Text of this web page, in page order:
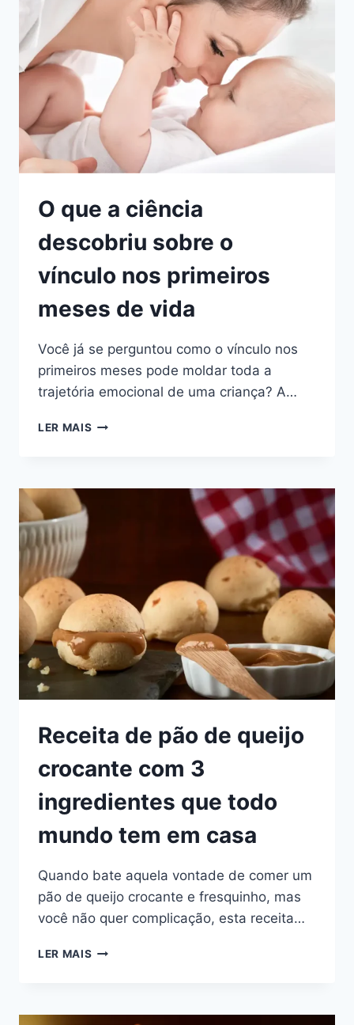
NINGUÉM
CONTOU
O que a ciência
descobriu sobre o
vínculo nos primeiros
meses de vida
Você já se perguntou como o vínculo nos
primeiros meses pode moldar toda a
trajetória emocional de uma criança? A…
LER MAIS O
DESCOBRIU
MESES
DE
VIDA
Receita de pão de queijo
crocante com 3
ingredientes que todo
mundo tem em casa
Quando bate aquela vontade de comer um
pão de queijo crocante e fresquinho, mas
você não quer complicação, esta receita…
LER MAIS RECEITA
QUEIJO